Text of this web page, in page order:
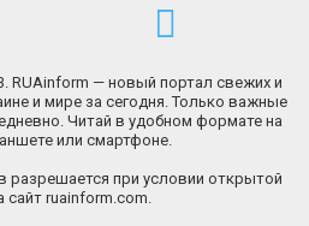
RUAinform — новый портал свежих и
и мире за сегодня. Только важные
Читай в удобном формате на
или смартфоне.
разрешается при условии открытой
сайт ruainform.com.